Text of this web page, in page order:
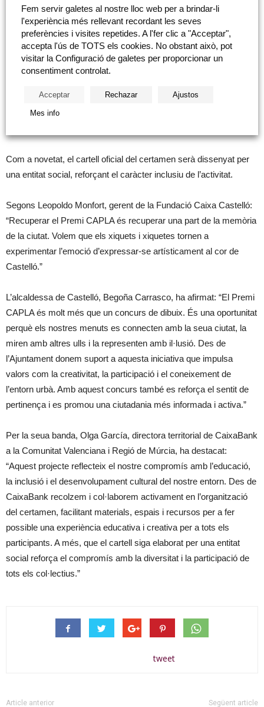
Castelló, CaixaBank i la Fundació Caixa Castelló, entre altres. Els
treballs seran valorats segons els criteris de creativitat,
originalitat, relació amb el tema, ús del color i expressió personal.
S’atorgaran premis individuals i col·lectius: un per cada curs de
i un premi especial per a tota la classe del xiquet o xiqueta
guanyador. A més, les obres premiades s’exposaran a l’oficina All
Com a novetat, el cartell oficial del certamen serà dissenyat per
una entitat social, reforçant el caràcter inclusiu de l’activitat.
Segons Leopoldo Monfort, gerent de la Fundació Caixa Castelló:
“Recuperar el Premi CAPLA és recuperar una part de la memòria
de la ciutat. Volem que els xiquets i xiquetes tornen a
experimentar l’emoció d’expressar-se artísticament al cor de
Castelló.”
L’alcaldessa de Castelló, Begoña Carrasco, ha afirmat: “El Premi
CAPLA és molt més que un concurs de dibuix. És una oportunitat
perquè els nostres menuts es connecten amb la seua ciutat, la
miren amb altres ulls i la representen amb il·lusió. Des de
l’Ajuntament donem suport a aquesta iniciativa que impulsa
valors com la creativitat, la participació i el coneixement de
l’entorn urbà. Amb aquest concurs també es reforça el sentit de
pertinença i es promou una ciutadania més informada i activa.”
Per la seua banda, Olga García, directora territorial de CaixaBank
a la Comunitat Valenciana i Regió de Múrcia, ha destacat:
“Aquest projecte reflecteix el nostre compromís amb l’educació,
la inclusió i el desenvolupament cultural del nostre entorn. Des de
CaixaBank recolzem i col·laborem activament en l’organització
del certamen, facilitant materials, espais i recursos per a fer
possible una experiència educativa i creativa per a tots els
participants. A més, que el cartell siga elaborat per una entitat
social reforça el compromís amb la diversitat i la participació de
tots els col·lectius.”
tweet
Article anterior Següent article
Fem servir galetes al nostre lloc web per a brindar-li
l'experiència més rellevant recordant les seves
preferències i visites repetides. A l'fer clic a "Acceptar",
accepta l'ús de TOTS els cookies. No obstant això, pot
visitar la Configuració de galetes per proporcionar un
consentiment controlat.
Acceptar Rechazar Ajustos
Mes info